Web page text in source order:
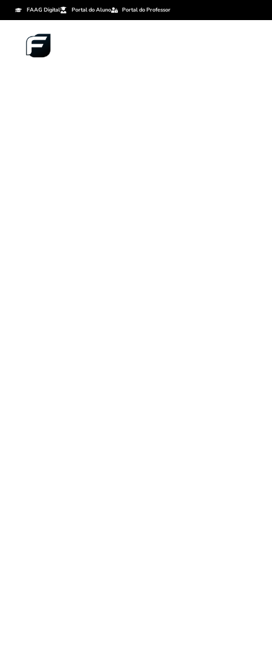
FAAG Digital Portal do Aluno Portal do Professor